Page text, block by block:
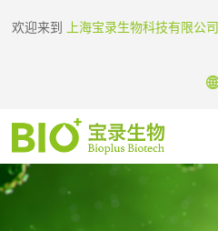
欢迎来到 上海宝录生物科技有限公司